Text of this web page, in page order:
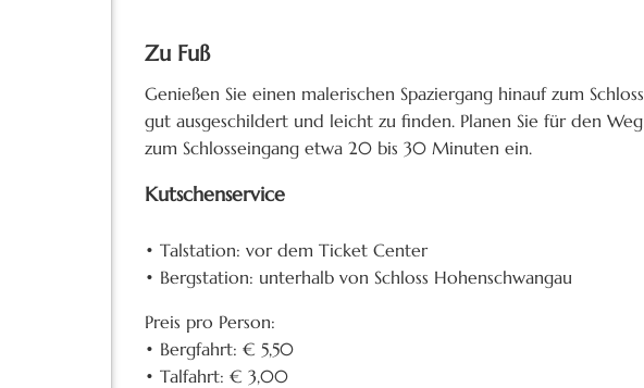
Zu Fuß
Genießen Sie einen malerischen Spaziergang hinauf zum
gut ausgeschildert und leicht zu finden. Planen Sie für den
zum Schlosseingang etwa 20 bis 30 Minuten ein.
Kutschenservice
• Talstation: vor dem Ticket Center
• Bergstation: unterhalb von Schloss Hohenschwangau
Preis pro Person:
• Bergfahrt: € 5,50
• Talfahrt: € 3,00